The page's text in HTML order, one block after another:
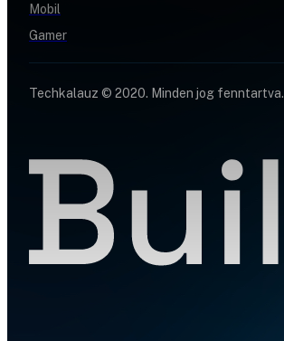
Mobil
Gamer
Techkalauz © 2020. Minden jog fenntartva.